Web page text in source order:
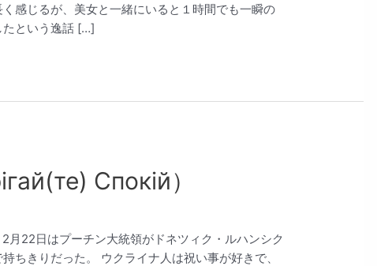
感じるが、美女と一緒にいると１時間でも一瞬の
たという逸話 […]
Спокій）
22日はプーチン大統領がドネツィク・ルハンシク
ちきりだった。 ウクライナ人は祝い事が好きで、